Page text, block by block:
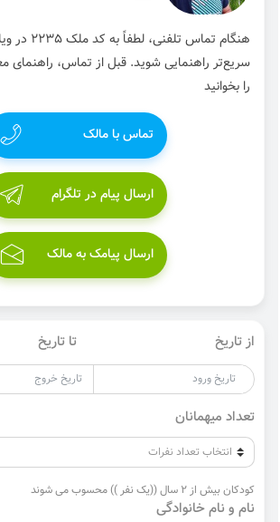
هنگام تماس
سریع‌تر راهنمایی شوید. قبل از تماس، راهنمای
را بخوانید
تماس با مالک
ارسال پیام در تلگرام
ارسال پیامک به مالک
از تاریخ تا تاریخ
تعداد میهمانان
کودکان بیش از 2 سال ((یک نفر )) محسوب می شوند
نام و نام خانوادگی